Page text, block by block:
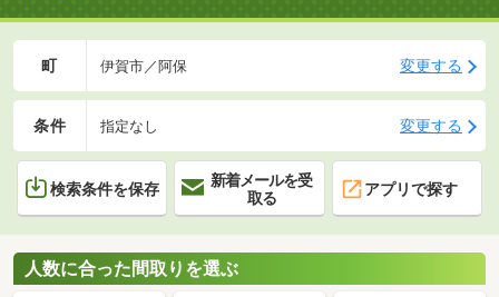
町 伊賀市／阿保 変更する
条件 指定なし 変更する
検索条件を保存
新着メールを受
取る
アプリで探す
人数に合った間取りを選ぶ